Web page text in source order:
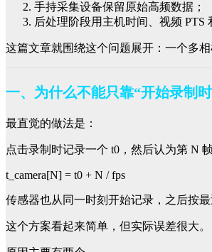
手持采集设备保留原始高频数据；
后处理阶段用主机时间、视频 PTS
这篇文章就围绕这个问题展开：一个多
一、为什么不能只靠“开始录制
最直觉的做法是：
点击录制时记录一个 t0，然后认为第 N
t_camera[N] = t0 + N / fps
传感器也从同一时刻开始记录，之后按最
这个方案看起来简单，但实际误差很大。